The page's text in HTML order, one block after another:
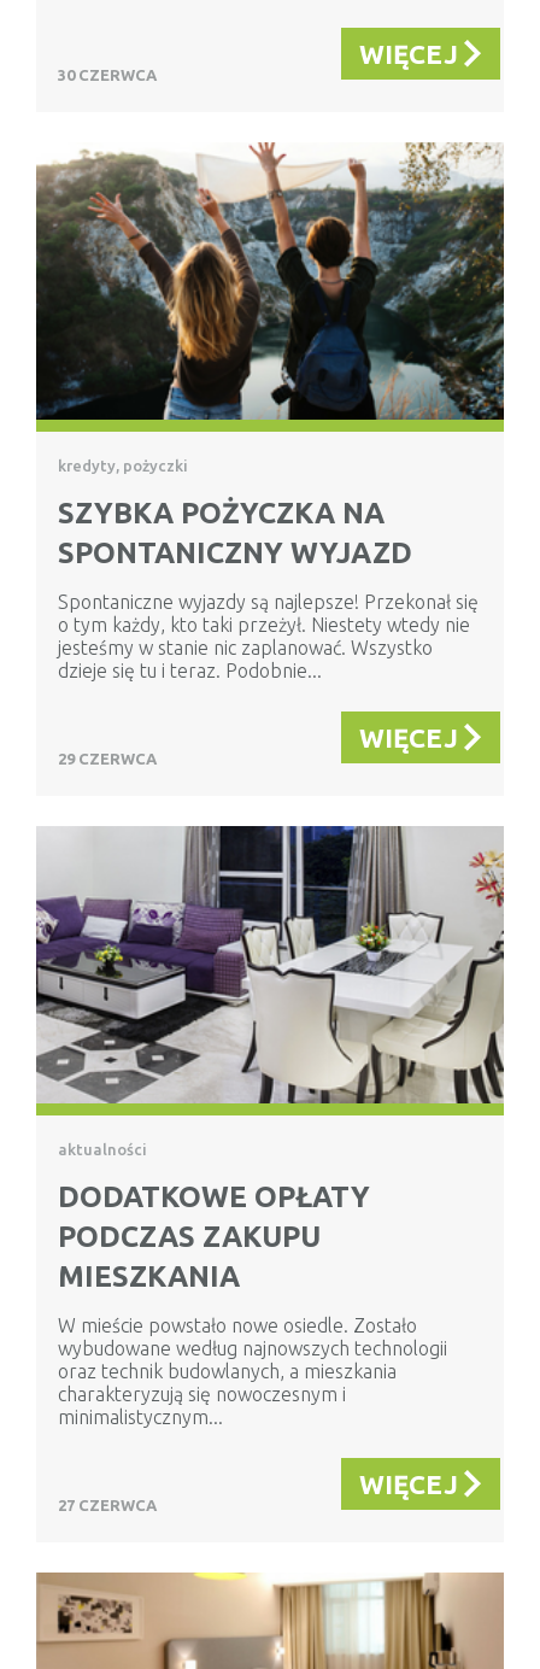
30 CZERWCA
WIĘCEJ
kredyty, pożyczki
SZYBKA POŻYCZKA NA
SPONTANICZNY WYJAZD
Spontaniczne wyjazdy są najlepsze! Przekonał się
o tym każdy, kto taki przeżył. Niestety wtedy nie
jesteśmy w stanie nic zaplanować. Wszystko
dzieje się tu i teraz. Podobnie...
29 CZERWCA
WIĘCEJ
aktualności
DODATKOWE OPŁATY
PODCZAS ZAKUPU
MIESZKANIA
W mieście powstało nowe osiedle. Zostało
wybudowane według najnowszych technologii
oraz technik budowlanych, a mieszkania
charakteryzują się nowoczesnym i
minimalistycznym...
27 CZERWCA
WIĘCEJ